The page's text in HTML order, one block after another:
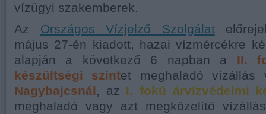
vízügyi szakemberek.
Az Országos Vízjelző Szolgálat
május 27-én kiadott, hazai vízmércékre
alapján a következő 6 napban a II.
készültségi szintet meghaladó
Nagybajcsnál, az I. fokú árvízvédelmi
meghaladó vagy azt megközelítő